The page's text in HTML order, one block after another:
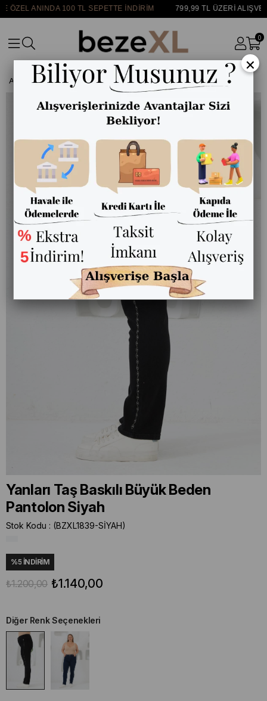
ANINDA 100 TL SEPETTE İNDİRİM 799,99 TL ÜZERİ
0
Anasayfa ALT GİYİM Pantolon Kot Pantolon
Yanları Taş Baskılı Büyük Beden
Pantolon Siyah
Stok Kodu (BZXL1839-SİYAH)
%5 İNDIRIM
₺1.200,00 ₺1.140,00
Diğer Renk Seçenekleri
×